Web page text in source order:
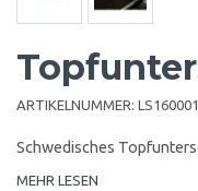
ARTIKELNUMMER: LS160001
Schwedisches
MEHR LESEN